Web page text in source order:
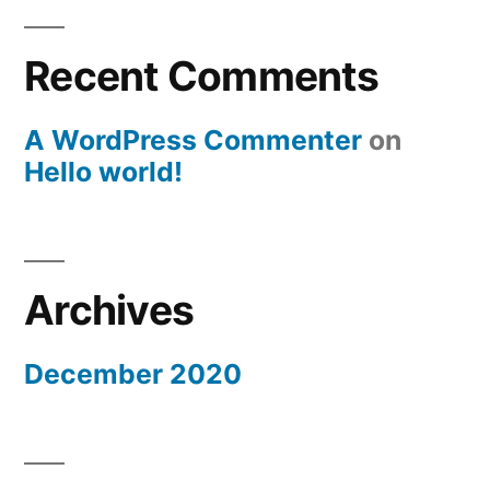
Recent Comments
A WordPress Commenter on
Hello world!
Archives
December 2020